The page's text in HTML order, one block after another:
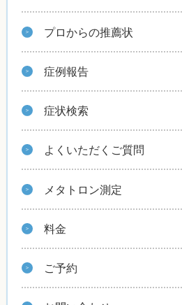
プロからの推薦状
症例報告
症状検索
よくいただくご質問
メタトロン測定
料金
ご予約